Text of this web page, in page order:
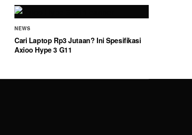
NEWS
Cari Laptop Rp3 Jutaan? Ini Spesifikasi
Axioo Hype 3 G11